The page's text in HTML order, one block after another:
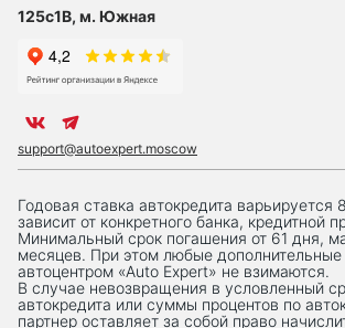
125с1В, м. Южная
support@autoexpert.moscow
Годовая ставка автокредита варьируется
зависит от конкретного банка, кредитной
Минимальный срок погашения от 61 дня,
месяцев. При этом любые
автоцентром «Auto Expert» не взимаются.
В случае невозвращения в условленный
автокредита или суммы процентов по
партнер оставляет за собой право